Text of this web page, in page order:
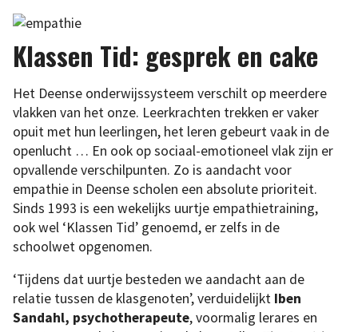
Klassen Tid: gesprek en cake
Het Deense onderwijssysteem verschilt op meerdere
vlakken van het onze. Leerkrachten trekken er vaker
opuit met hun leerlingen, het leren gebeurt vaak in de
openlucht … En ook op sociaal-emotioneel vlak zijn er
opvallende verschilpunten. Zo is aandacht voor
empathie in Deense scholen een absolute prioriteit.
Sinds 1993 is een wekelijks uurtje empathietraining,
ook wel ‘Klassen Tid’ genoemd, er zelfs in de
schoolwet opgenomen.
‘Tijdens dat uurtje besteden we aandacht aan de
relatie tussen de klasgenoten’, verduidelijkt Iben
Sandahl, psychotherapeute, voormalig lerares en